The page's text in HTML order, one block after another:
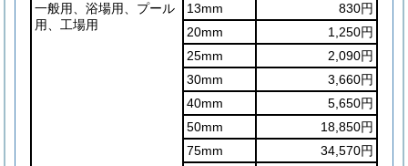
一般用、浴場用、プール
用、工場用
13mm
830円
20mm
1,250円
25mm
2,090円
30mm
3,660円
40mm
5,650円
50mm
18,850円
75mm
34,570円